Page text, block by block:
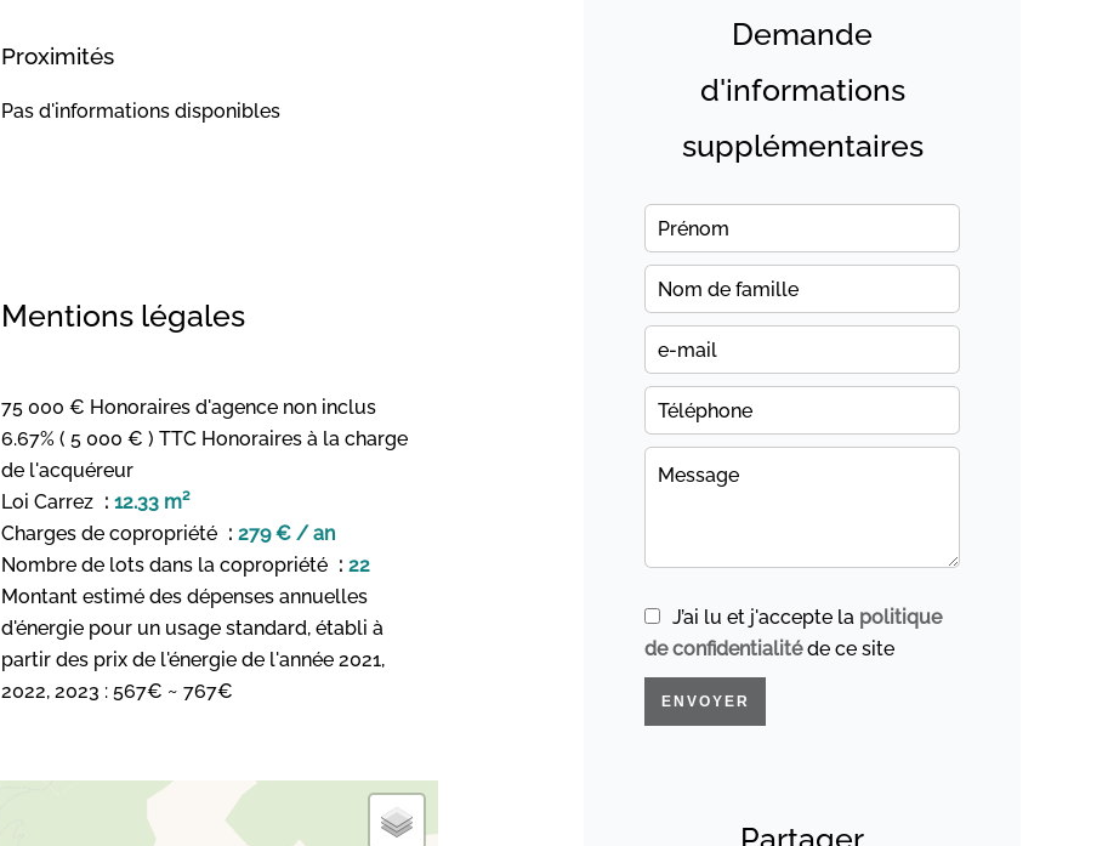
Proximités
Pas d'informations disponibles
Mentions légales
75 000 € Honoraires d'agence non inclus
6.67% ( 5 000 € ) TTC Honoraires à la charge
de l'acquéreur
Loi Carrez
12.33 m²
Charges de copropriété
279 € / an
Nombre de lots dans la copropriété
22
Montant estimé des dépenses annuelles
d'énergie pour un usage standard, établi à
partir des prix de l'énergie de l'année 2021,
2022, 2023 : 567€ ~ 767€
Demande
d'informations
supplémentaires
J’ai lu et j'accepte la politique
de confidentialitéde ce site
ENVOYER
Partager